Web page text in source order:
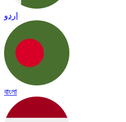
اردو
বাংলা